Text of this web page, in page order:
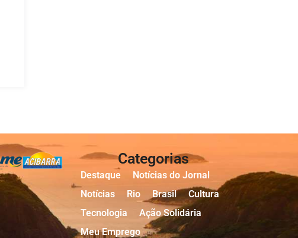
Categorias
Destaque
Notícias do Jornal
Notícias
Rio Brasil
Cultura
Tecnologia
Ação Solidária
Meu Emprego